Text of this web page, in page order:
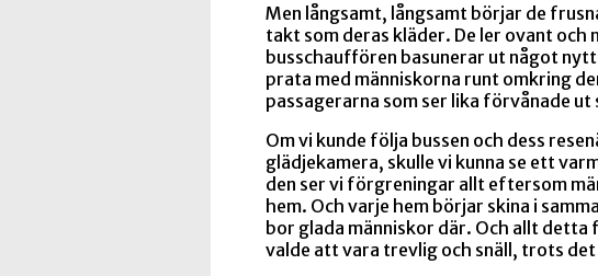
Men långsamt, långsamt börjar de
takt som deras kläder. De ler ovant och
busschauffören basunerar ut något
prata med människorna runt omkring
passagerarna som ser lika förvånade
Om vi kunde följa bussen och dess
glädjekamera, skulle vi kunna se ett
den ser vi förgreningar allt eftersom
hem. Och varje hem börjar skina i
bor glada människor där. Och allt
valde att vara trevlig och snäll, trots